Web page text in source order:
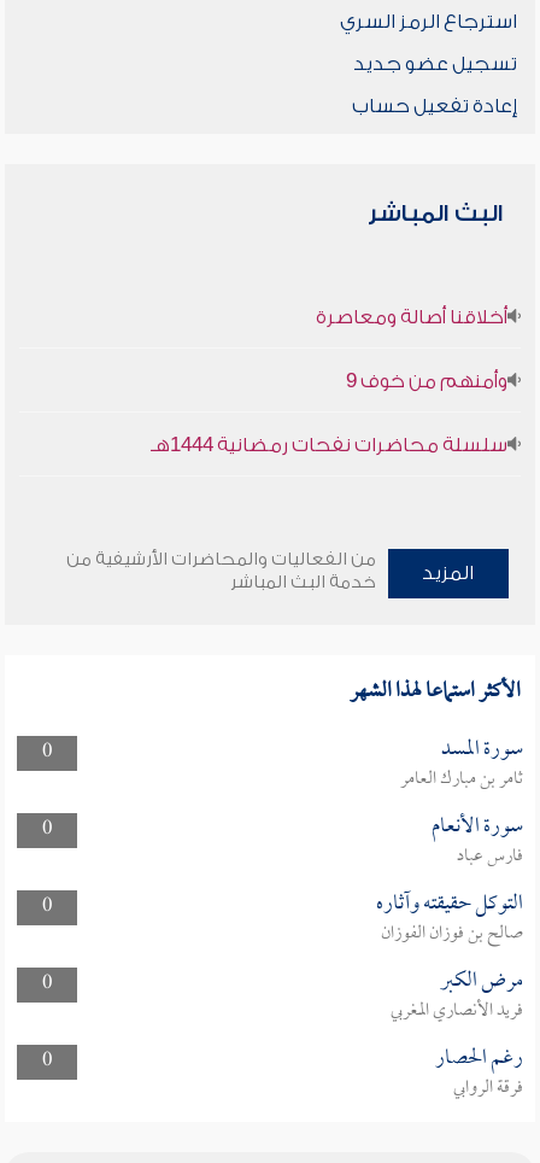
استرجاع الرمز السري
تسجيل عضو جديد
إعادة تفعيل حساب
البث المباشر
أخلاقنا أصالة ومعاصرة
وأمنهم من خوف 9
سلسلة محاضرات نفحات رمضانية 1444هـ
المزيد
من الفعاليات والمحاضرات الأرشيفية من
خدمة البث المباشر
الأكثر استماعا لهذا الشهر
0 سورة المسد
ثامر بن مبارك العامر
0
سورة الأنعام
فارس عباد
0
التوكل حقيقته وآثاره
صالح بن فوزان الفوزان
0
مرض الكبر
فريد الأنصاري المغربي
0
رغم الحصار
فرقة الروابي